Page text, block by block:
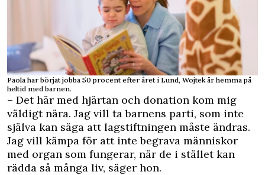
Paola har börjat jobba 50 procent efter året i Lund, Wojtek är hemma på
heltid med barnen.
– Det här med hjärtan och donation kom mig
väldigt nära. Jag vill ta barnens parti, som inte
själva kan säga att lagstiftningen måste ändras.
Jag vill kämpa för att inte begrava människor
med organ som fungerar, när de i stället kan
rädda så många liv, säger hon.